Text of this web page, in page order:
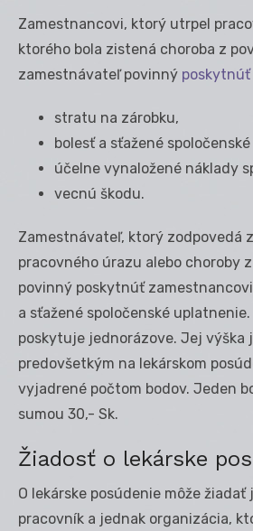
Zamestnancovi, ktorý utrpel
ktorého bola zistená choroba z
zamestnávateľ povinný
stratu na zárobku,
bolesť a sťažené
účelne vynaložené náklady
vecnú škodu.
Zamestnávateľ, ktorý zodpovedá
pracovného úrazu alebo choroby
povinný poskytnúť
a sťažené spoločenské
poskytuje jednorázove. Jej výška
predovšetkým na lekárskom
vyjadrené počtom bodov. Jeden
sumou 30,- Sk.
Žiadosť o lekárske
O lekárske posúdenie môže
pracovník a jednak organizácia,